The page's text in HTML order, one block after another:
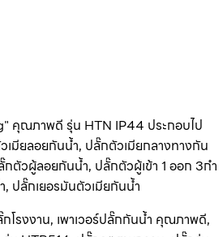
คุณภาพดี รุ่น HTN IP44 ประกอบไป
มียลอยกันน้ำ, ปลั๊กตัวเมียกลางทางกัน
ตัวผู้ลอยกันน้ำ, ปลั๊กตัวผู้เข้า 1 ออก 3กำ
ปลั๊กเยอรมันตัวเมียกันน้ำ
โรงงาน, เพาเวอร์ปลั๊กกันน้ำ คุณภาพดี,